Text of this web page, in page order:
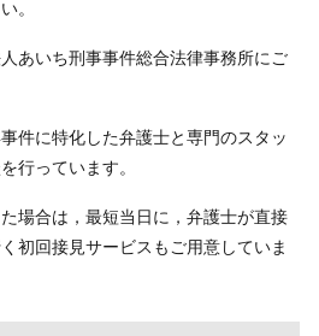
。
あいち刑事事件総合法律事務所にご
件に特化した弁護士と専門のスタッ
行っています。
場合は，最短当日に，弁護士が直接
初回接見サービスもご用意していま